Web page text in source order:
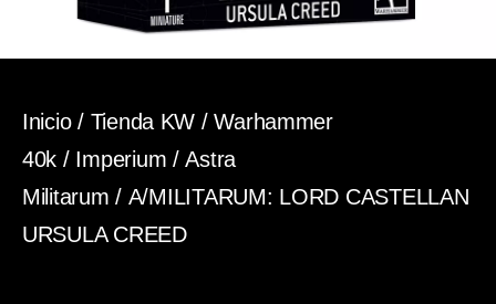
Inicio/ Tienda KW /Warhammer
40k / Imperium /Astra
Militarum / A/MILITARUM: LORD CASTELLAN
URSULA CREED